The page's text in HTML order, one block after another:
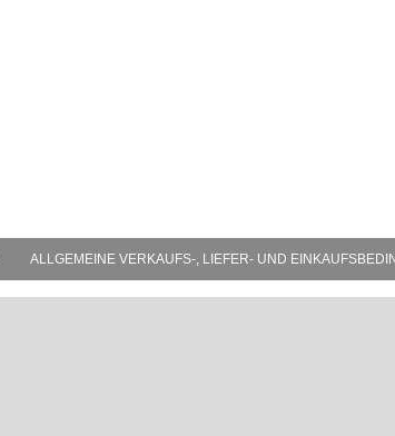
ALLGEMEINE VERKAUFS-, LIEFER- UND